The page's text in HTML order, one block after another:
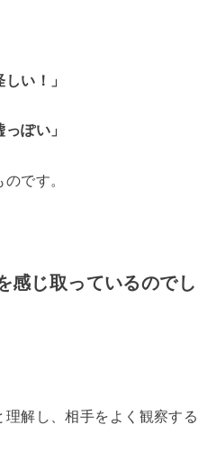
い！」
ぽい」
です。
感じ取っているのでし
解し、相手をよく観察する